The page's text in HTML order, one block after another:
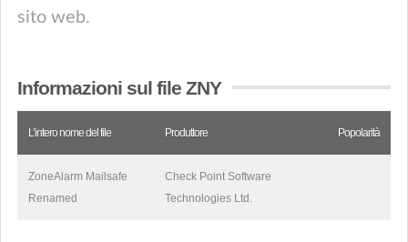
sito web.
Informazioni sul file ZNY
L’intero nome del file Produttore Popolarità
ZoneAlarm Mailsafe
Renamed
Check Point Software
Technologies Ltd.